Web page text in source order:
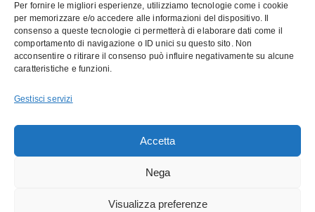
Per fornire le migliori esperienze, utilizziamo tecnologie come i cookie
per memorizzare e/o accedere alle informazioni del dispositivo. Il
consenso a queste tecnologie ci permetterà di elaborare dati come il
comportamento di navigazione o ID unici su questo sito. Non
acconsentire o ritirare il consenso può influire negativamente su alcune
caratteristiche e funzioni.
Gestisci servizi
Accetta
Nega
Visualizza preferenze
Condizioni
Top